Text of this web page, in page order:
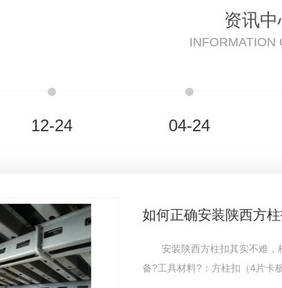
资讯
INFORMATION
12-24 04-24
如何正确安装陕西方柱
安装陕西方柱扣其实不难，
备?工具材料?：方柱扣（4片卡